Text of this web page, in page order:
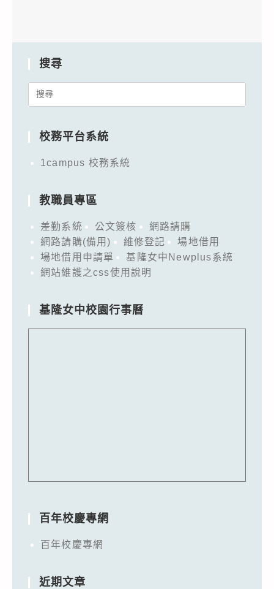
搜尋
Search
校務平台系統
1campus 校務系統
教職員專區
差勤系統 公文簽核
網路請購
網路請購(備用)
維修登記
場地借用
場地借用申請單
基隆女中Newplus系統
網站維護之css使用說明
基隆女中校園行事曆
百年校慶專網
百年校慶專網
近期文章